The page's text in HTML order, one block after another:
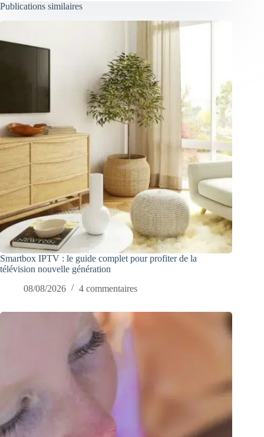
Publications similaires
Smartbox IPTV : le guide complet pour profiter de la
télévision nouvelle génération
08/08/2026
4 commentaires